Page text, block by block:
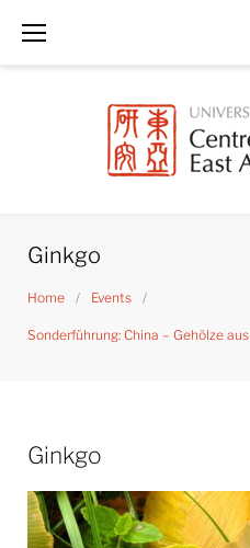
Ginkgo
Home / Events /
Sonderführung: China – Gehölze
Ginkgo